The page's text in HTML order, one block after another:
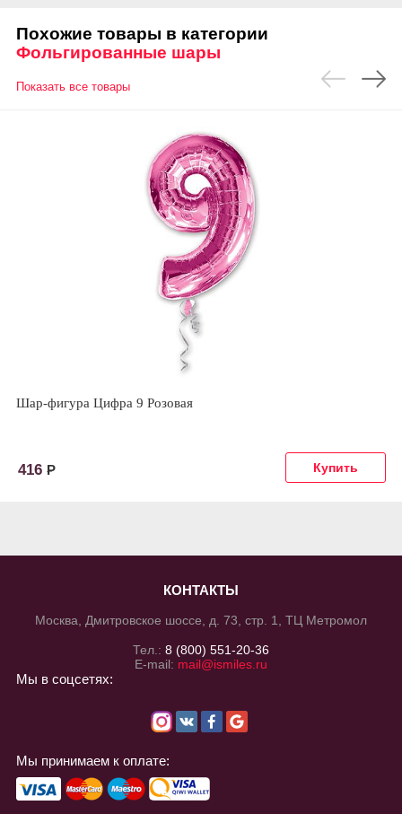
Похожие товары в категории
Фольгированные шары
Показать все товары
Шар-фигура Цифра 9 Розовая
416 Р
КОНТАКТЫ
Москва, Дмитровское шоссе, д. 73, стр. 1, ТЦ Метромол
Тел.: 8 (800) 551-20-36
E-mail: mail@ismiles.ru
Мы в соцсетях:
Мы принимаем к оплате: